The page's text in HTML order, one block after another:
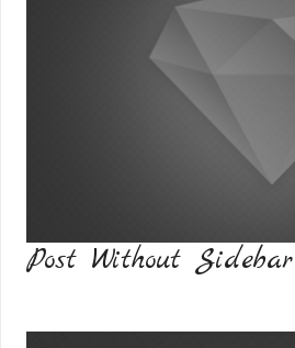
Post Without Sidebar